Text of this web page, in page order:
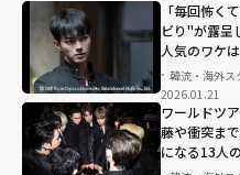
loading="lazy"
fetchpriority="h
igh">
JUN(SEVENTEE
N)との眼福シー
ンも！"
「毎回怖く
ビり"が露呈
人気のワケ
も！
韓流・海外ス
2026.01.21
ワールドツ
藤や衝突ま
になる13人